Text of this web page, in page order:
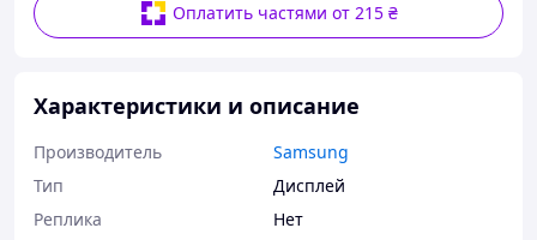
Оплатить частями от 215 ₴
Характеристики и описание
Производитель
Samsung
Тип
Дисплей
Реплика
Нет